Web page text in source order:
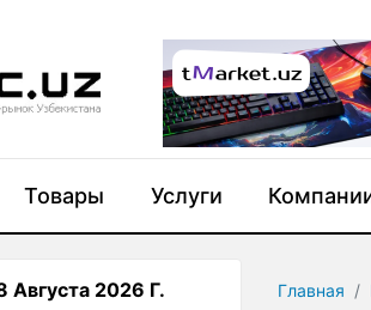
Товары Услуги
Главная
Августа 2026 Г.